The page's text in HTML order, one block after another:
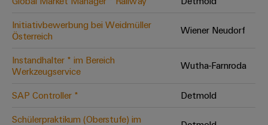
Kundenspezifische
Kabelkonfektionierung
Initiativbewerbung bei Weidmüller
Österreich
Wiener Neudorf
Instandhalter * im Bereich
Werkzeugservice
Wutha-Farnroda
SAP Controller *
Detmold
Schülerpraktikum (Oberstufe) im